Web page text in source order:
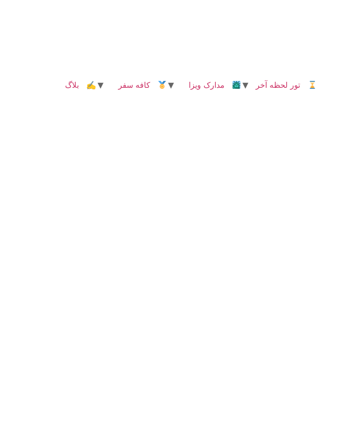
تور لحظه آخر مدارک ویزا کافه سفر ✍ بلاگ